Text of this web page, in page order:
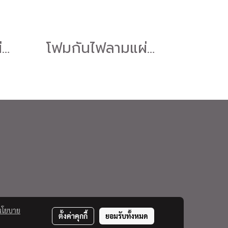
โฟมกันไฟลามแผ่นกันเสียงสะท้อนลายรังไข่ flame retardant foam หนา3นิ้ว โฟมกันไฟลามแผ่นกันเสียงสะท้อนลายรังไข่ flame retardant foam หนา1.5นิ้ว
ยบาย
ตั้งค่าคุกกี้ ยอมรับทั้งหมด